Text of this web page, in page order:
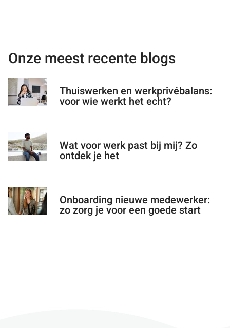
Onze meest recente blogs
Thuiswerken en werkprivébalans:
voor wie werkt het echt?
Wat voor werk past bij mij? Zo
ontdek je het
Onboarding nieuwe medewerker:
zo zorg je voor een goede start